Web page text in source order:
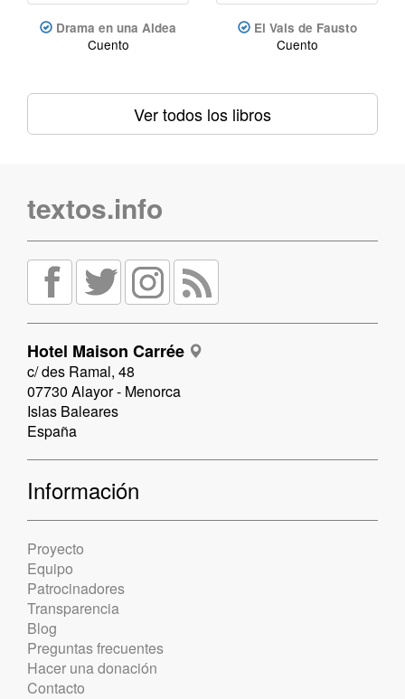
Drama en una Aldea
Cuento
El Vals de Fausto
Cuento
Ver todos los libros
textos.info
Hotel Maison Carrée
c/ des Ramal, 48
07730 Alayor - Menorca
Islas Baleares
España
Información
Proyecto
Equipo
Patrocinadores
Transparencia
Blog
Preguntas frecuentes
Hacer una donación
Contacto